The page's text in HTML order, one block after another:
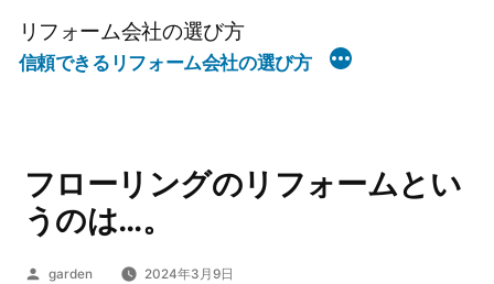
リフォーム会社の選び方
信頼できるリフォーム会社の選び方
フローリングのリフォームとい
うのは…。
投
garden 2024年3月9日